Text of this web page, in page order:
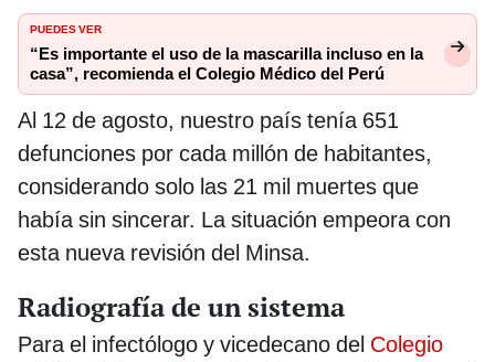
PUEDES VER
“Es importante el uso de la mascarilla incluso en la
casa”, recomienda el Colegio Médico del Perú
Al 12 de agosto, nuestro país tenía 651
defunciones por cada millón de habitantes,
considerando solo las 21 mil muertes que
había sin sincerar. La situación empeora con
esta nueva revisión del Minsa.
Radiografía de un sistema
Para el infectólogo y vicedecano del Colegio